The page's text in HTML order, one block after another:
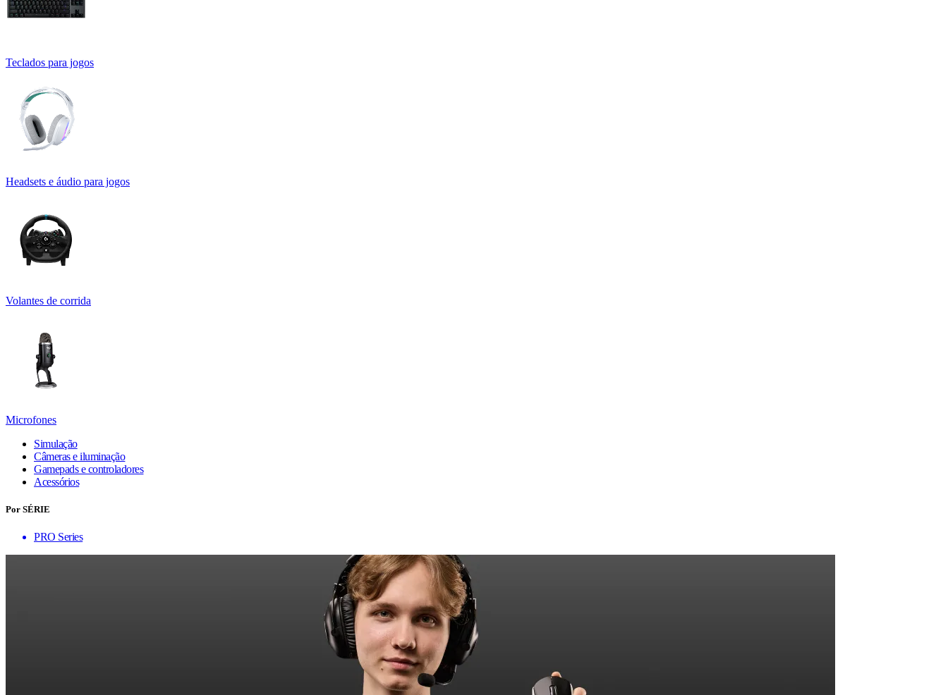
Teclados para jogos
Headsets e áudio para jogos
Volantes de corrida
Microfones
Simulação
Câmeras e iluminação
Gamepads e controladores
Acessórios
Por SÉRIE
PRO Series